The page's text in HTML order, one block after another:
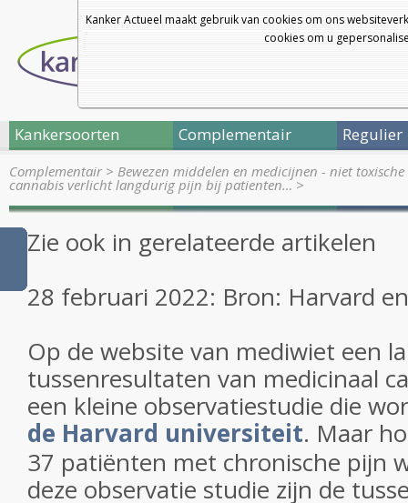
Kanker Actueel maakt gebruik van cookies om ons
cookies om u
Kankersoorten Complementair Regulier
Complementair> Bewezen middelen en medicijnen - niet
cannabis verlicht langdurig pijn bij patienten… >
Zie ook in gerelateerde artikelen
28 februari 2022: Bron: Harvard
Op de website van mediwiet een
tussenresultaten van medicinaal
een kleine observatiestudie die
de Harvard universiteit. Maar
37 patiënten met chronische pijn
deze observatie studie zijn de